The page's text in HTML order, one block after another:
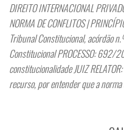
DIREITO INTERNACIONAL
NORMA DE CONFLITOS |
Tribunal Constitucional, acórdão
Constitucional PROCESSO: 692/
constitucionalidade JUIZ
recurso, por entender que a